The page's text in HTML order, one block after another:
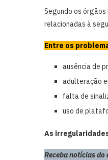
Segundo os
relacionadas à
Entre os
ausência de
adulteração
falta de
uso de
As
Receba notícias